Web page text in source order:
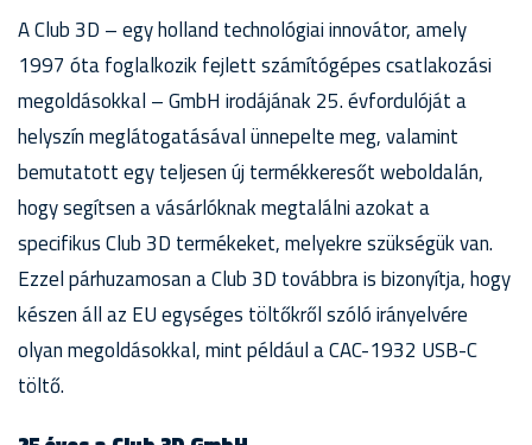
A Club 3D – egy holland technológiai innovátor, amely
1997 óta foglalkozik fejlett számítógépes csatlakozási
megoldásokkal – GmbH irodájának 25. évfordulóját a
helyszín meglátogatásával ünnepelte meg, valamint
bemutatott egy teljesen új termékkeresőt weboldalán,
hogy segítsen a vásárlóknak megtalálni azokat a
specifikus Club 3D termékeket, melyekre szükségük van.
Ezzel párhuzamosan a Club 3D továbbra is bizonyítja, hogy
készen áll az EU egységes töltőkről szóló irányelvére
olyan megoldásokkal, mint például a CAC-1932 USB-C
töltő.